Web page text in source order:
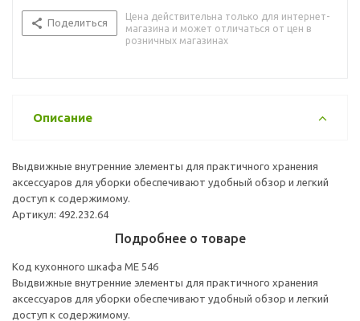
Поделиться
Цена действительна только для интернет-
магазина и может отличаться от цен в
розничных магазинах
Описание
Выдвижные внутренние элементы для практичного хранения
аксессуаров для уборки обеспечивают удобный обзор и легкий
доступ к содержимому.
Артикул: 492.232.64
Подробнее о товаре
Код кухонного шкафа ME 546
Выдвижные внутренние элементы для практичного хранения
аксессуаров для уборки обеспечивают удобный обзор и легкий
доступ к содержимому.